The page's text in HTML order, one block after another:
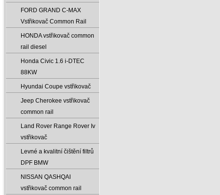
FORD GRAND C-MAX
Vstřikovač Common Rail
HONDA vstřikovač common
rail diesel
Honda Civic 1.6 i-DTEC
88KW
Hyundai Coupe vstřikovač
Jeep Cherokee vstřikovač
common rail
Land Rover Range Rover Iv
vstřikovač
Levné a kvalitní čištění filtrů
DPF BMW
NISSAN QASHQAI
vstřikovač common rail